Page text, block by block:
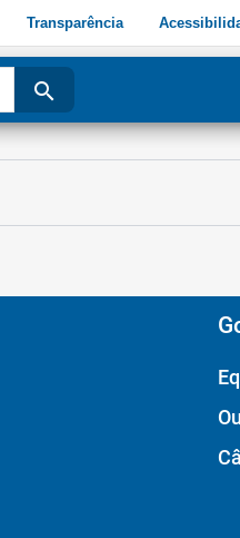
Transparência
search